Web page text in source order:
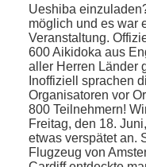
Ueshiba
möglich und es war
Veranstaltung.
600 Aikidoka aus
aller Herren Länder
Inoffiziell sprachen
Organisatoren vor
800 Teilnehmern!
Freitag, den 18.
etwas verspätet an.
Flugzeug von